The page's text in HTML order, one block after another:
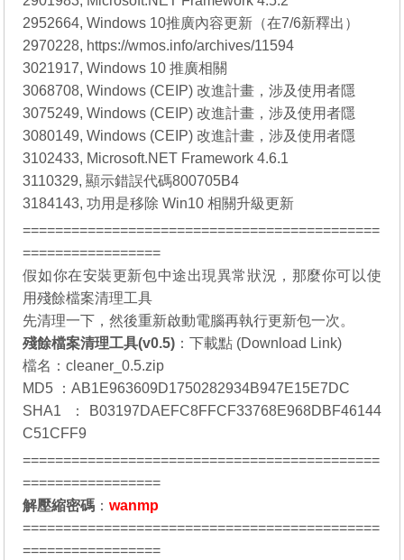
2952664, Windows 10推廣內容更新（在7/6新釋出）
2970228, https://wmos.info/archives/11594
3021917, Windows 10 推廣相關
3068708, Windows (CEIP) 改進計畫，涉及使用者隱
3075249, Windows (CEIP) 改進計畫，涉及使用者隱
3080149, Windows (CEIP) 改進計畫，涉及使用者隱
3102433, Microsoft.NET Framework 4.6.1
3110329, 顯示錯誤代碼800705B4
3184143, 功用是移除 Win10 相關升級更新
============================================
=================
假如你在安裝更新包中途出現異常狀況，那麼你可以使
用殘餘檔案清理工具
先清理一下，然後重新啟動電腦再執行更新包一次。
殘餘檔案清理工具(v0.5) ：下載點 (Download Link)
檔名：cleaner_0.5.zip
MD5 ：AB1E963609D1750282934B947E15E7DC
SHA1 ：B03197DAEFC8FFCF33768E968DBF46144
C51CFF9
============================================
=================
解壓縮密碼 ：wanmp
============================================
=================